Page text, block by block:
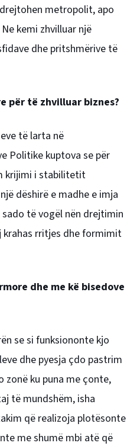
metropolit, apo
kemi zhvilluar një
dhe pritshmërive të
për të zhvilluar biznes?
të larta në
Politike kuptova se për
krijimi i stabilitetit
dëshirë e madhe e imja
të vogël nën drejtimin
krahas rritjes dhe formimit
dhe me kë bisedove
se si funksiononte kjo
dhe pyesja çdo pastrim
zonë ku puna me çonte,
të mundshëm, isha
që realizoja plotësonte
me shumë mbi atë që